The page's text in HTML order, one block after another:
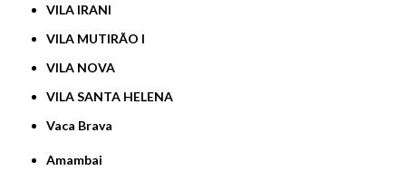
VILA IRANI
VILA MUTIRÃO I
VILA NOVA
VILA SANTA HELENA
Vaca Brava
Amambai